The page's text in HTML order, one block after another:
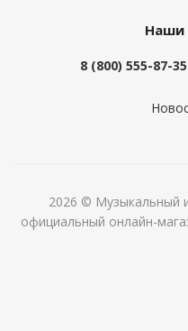
Наши
8 (800) 555-87-35
2026 © Музыкальный
официальный онлайн-